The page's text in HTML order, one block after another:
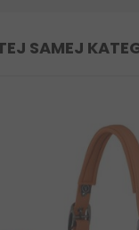
SAMEJ